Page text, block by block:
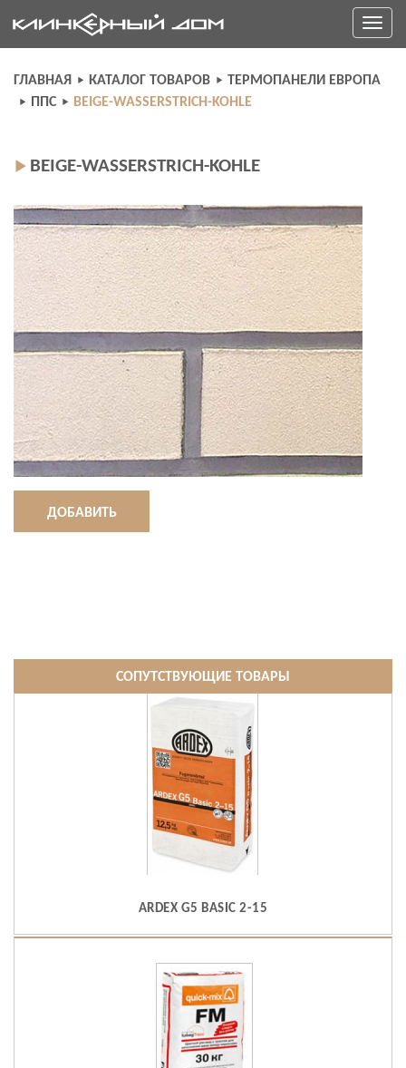
to
content
Toggle
ГЛАВНАЯ КАТАЛОГ ТОВАРОВ
ТЕРМОПАНЕЛИ ЕВРОПА
ППС
BEIGE-WASSERSTRICH-KOHLE
BEIGE-WASSERSTRICH-KOHLE
ДОБАВИТЬ
СОПУТСТВУЮЩИЕ ТОВАРЫ
ARDEX G5 BASIC 2-15